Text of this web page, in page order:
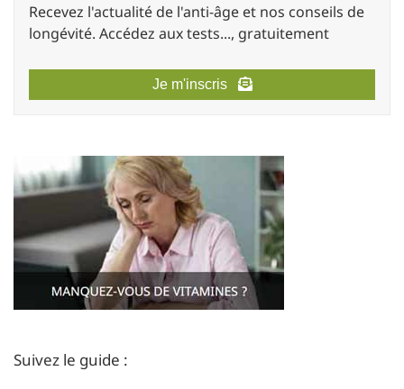
Recevez l'actualité de l'anti-âge et nos conseils de
longévité. Accédez aux tests..., gratuitement
Je m'inscris
Suivez le guide :